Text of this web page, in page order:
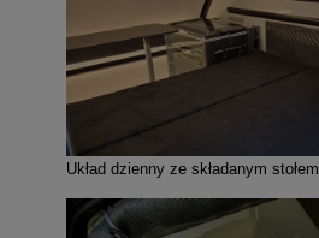
Układ dzienny ze składanym stołem.